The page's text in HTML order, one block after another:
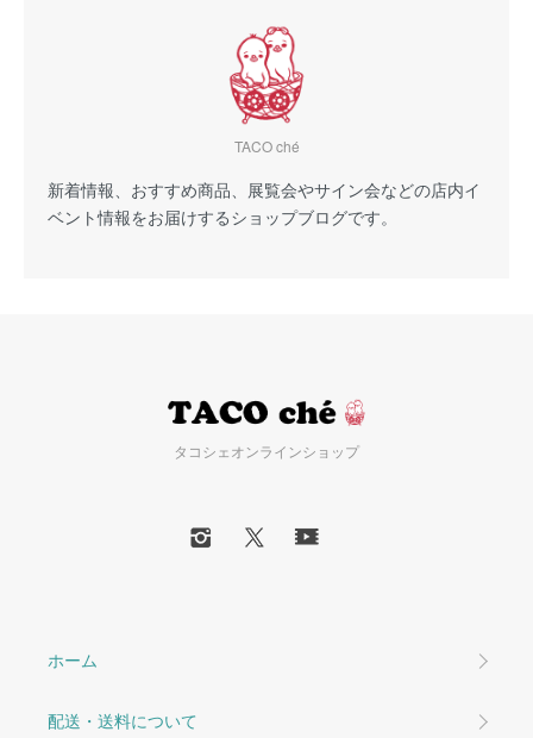
TACO ché
新着情報、おすすめ商品、展覧会やサイン会などの店内イ
ベント情報をお届けするショップブログです。
タコシェオンラインショップ
ホーム
配送・送料について